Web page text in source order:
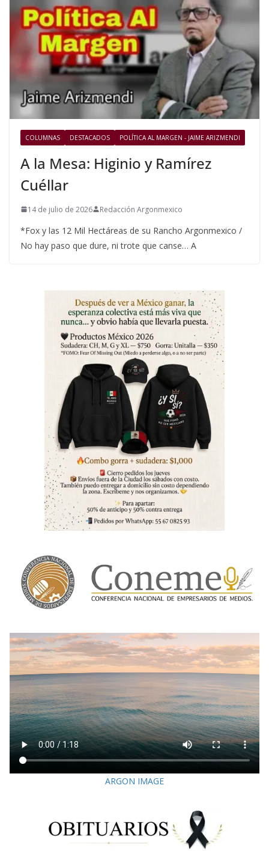
COLUMNAS DESTACADOS POLÍTICA AL MARGEN - JAIME ARIZMENDI
A la Mesa: Higinio y Ramírez
Cuéllar
14 de julio de 2026 Redacción Argonmexico
*Fox y las 12 Mil Hectáreas de su Rancho Argonmexico /
No hay paso que dure, ni trote que canse… A
ARGON IMAGE